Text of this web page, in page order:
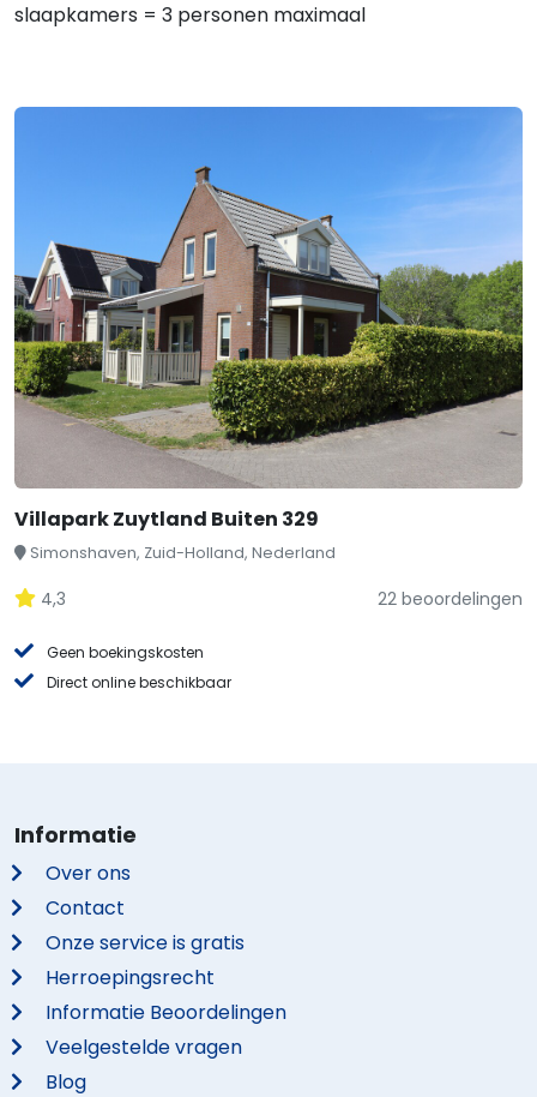
slaapkamers = 3 personen maximaal
Villapark Zuytland Buiten 329
Simonshaven, Zuid-Holland, Nederland
4,3 22 beoordelingen
Geen boekingskosten
Direct online beschikbaar
Informatie
Over ons
Contact
Onze service is gratis
Herroepingsrecht
Informatie Beoordelingen
Veelgestelde vragen
Blog